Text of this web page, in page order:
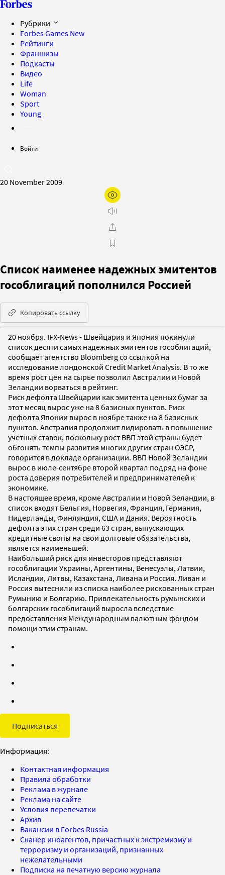
Рубрики
Forbes Games New
Рейтинги
Франшизы
Подкасты
Видео
Life
Woman
Sport
Young
Войти
20 November 2009
Список наименее надежных эмитентов
гособлигаций пополнился Россией
Копировать ссылку
20 ноября. IFX-News - Швейцария и Япония покинули
список десяти самых надежных эмитентов гособлигаций,
сообщает агентство Bloomberg со ссылкой на
исследование лондонской Credit Market Analysis. В то же
время рост цен на сырье позволил Австралии и Новой
Зеландии ворваться в рейтинг.
Риск дефолта Швейцарии как эмитента ценных бумаг за
этот месяц вырос уже на 8 базисных пунктов. Риск
дефолта Японии вырос в ноябре также на 8 базисных
пунктов. Австралия продолжит лидировать в повышение
учетных ставок, поскольку рост ВВП этой страны будет
обгонять темпы развития многих других стран ОЭСР,
говорится в докладе организации. ВВП Новой Зеландии
вырос в июле-сентябре второй квартал подряд на фоне
роста доверия потребителей и предпринимателей к
экономике.
В настоящее время, кроме Австралии и Новой Зеландии, в
список входят Бельгия, Норвегия, Франция, Германия,
Нидерланды, Финляндия, США и Дания. Вероятность
дефолта этих стран среди 63 стран, выпускающих
кредитные свопы на свои долговые обязательства,
является наименьшей.
Наибольший риск для инвесторов представляют
гособлигации Украины, Аргентины, Венесуэлы, Латвии,
Исландии, Литвы, Казахстана, Ливана и Россия. Ливан и
Россия вытеснили из списка наиболее рискованных стран
Румынию и Болгарию. Привлекательность румынских и
болгарских гособлигаций выросла вследствие
предоставления Международным валютным фондом
помощи этим странам.
Подписаться
Информация:
Контактная информация
Правила обработки
Реклама в журнале
Реклама на сайте
Условия перепечатки
Архив
Вакансии в Forbes Russia
Сканер иноагентов, причастных к экстремизму и
терроризму и организаций, признанных
нежелательными
Подписка на печатную версию журнала